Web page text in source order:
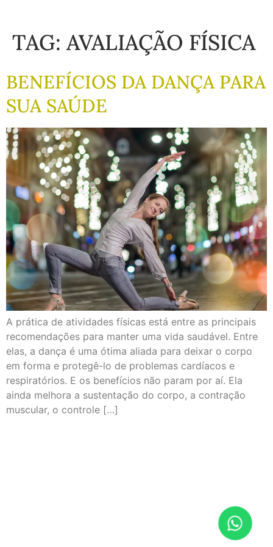
TAG: AVALIAÇÃO FÍSICA
BENEFÍCIOS DA DANÇA PARA
SUA SAÚDE
A prática de atividades físicas está entre as principais
recomendações para manter uma vida saudável. Entre
elas, a dança é uma ótima aliada para deixar o corpo
em forma e protegê-lo de problemas cardíacos e
respiratórios. E os benefícios não param por aí. Ela
ainda melhora a sustentação do corpo, a contração
muscular, o controle […]